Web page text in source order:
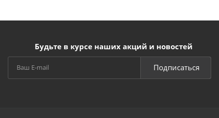
Будьте в курсе наших акций и новостей
Подписаться